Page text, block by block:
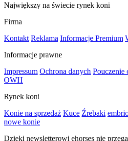
Największy na świecie rynek koni
Firma
Kontakt Reklama Informacje Premium
Informacje prawne
Impressum Ochrona danych Pouczenie
OWH
Rynek koni
Konie na sprzedaż Kuce Źrebaki
nowe konie
Dzięki newsletterowi ehorses nie